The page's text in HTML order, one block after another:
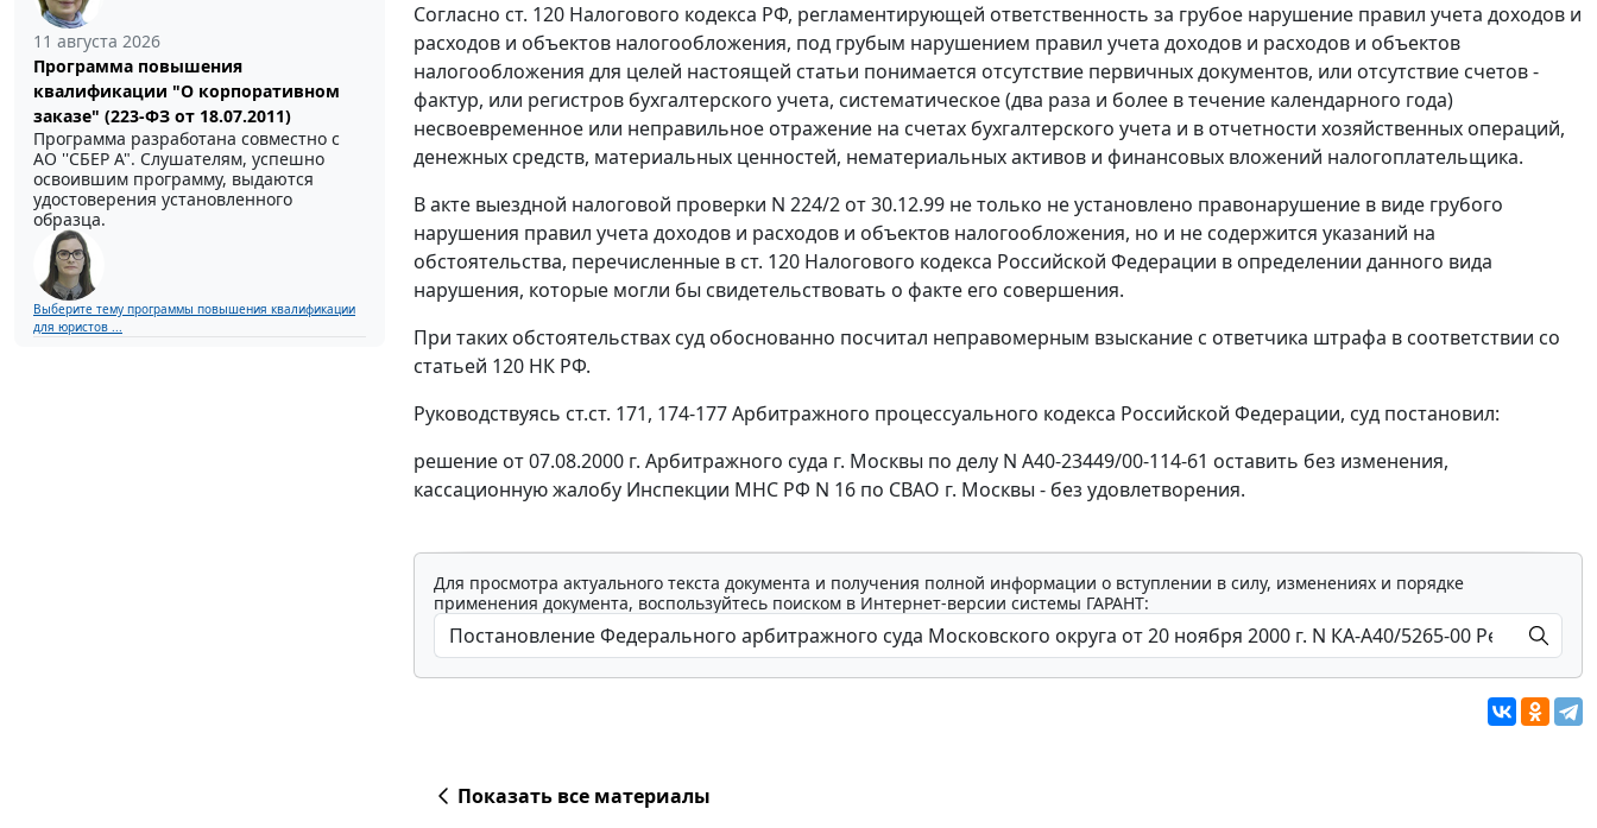
11 августа 2026
Программа повышения
квалификации "О корпоративном
заказе" (223-ФЗ от 18.07.2011)
Программа разработана совместно с
АО ''СБЕР А". Слушателям, успешно
освоившим программу, выдаются
удостоверения установленного
образца.
Выберите тему программы повышения квалификации
для юристов ...
Согласно ст. 120 Налогового кодекса РФ, регламентирующей ответственность за грубое нарушение правил учета доходов и
расходов и объектов налогообложения, под грубым нарушением правил учета доходов и расходов и объектов
налогообложения для целей настоящей статьи понимается отсутствие первичных документов, или отсутствие счетов -
фактур, или регистров бухгалтерского учета, систематическое (два раза и более в течение календарного года)
несвоевременное или неправильное отражение на счетах бухгалтерского учета и в отчетности хозяйственных операций,
денежных средств, материальных ценностей, нематериальных активов и финансовых вложений налогоплательщика.
В акте выездной налоговой проверки N 224/2 от 30.12.99 не только не установлено правонарушение в виде грубого
нарушения правил учета доходов и расходов и объектов налогообложения, но и не содержится указаний на
обстоятельства, перечисленные в ст. 120 Налогового кодекса Российской Федерации в определении данного вида
нарушения, которые могли бы свидетельствовать о факте его совершения.
При таких обстоятельствах суд обоснованно посчитал неправомерным взыскание с ответчика штрафа в соответствии со
статьей 120 НК РФ.
Руководствуясь ст.ст. 171, 174-177Арбитражного процессуального кодекса Российской Федерации, суд постановил:
решение от 07.08.2000 г. Арбитражного суда г. Москвы по делу N А40-23449/00-114-61 оставить без изменения,
кассационную жалобу Инспекции МНС РФ N 16 по СВАО г. Москвы - без удовлетворения.
Для просмотра актуального текста документа и получения полной информации о вступлении в силу, изменениях и порядке
применения документа, воспользуйтесь поиском в Интернет-версии системы ГАРАНТ:
Показать все материалы